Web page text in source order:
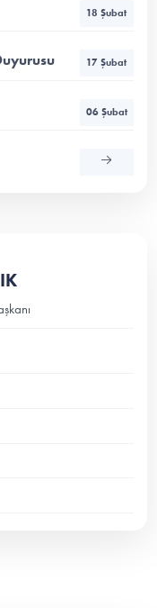
18 Şubat
17 Şubat
06 Şubat